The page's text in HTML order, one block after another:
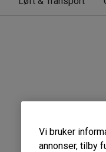
Vi bruker
annonser, tilby